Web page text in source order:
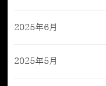
2025年6月
2025年5月